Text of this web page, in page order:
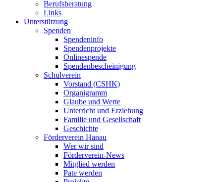
Berufsberatung
Links
Unterstützung
Spenden
Spendeninfo
Spendenprojekte
Onlinespende
Spendenbescheinigung
Schulverein
Vorstand (CSHK)
Organigramm
Glaube und Werte
Unterricht und Erziehung
Familie und Gesellschaft
Geschichte
Förderverein Hanau
Wer wir sind
Förderverein-News
Mitglied werden
Pate werden